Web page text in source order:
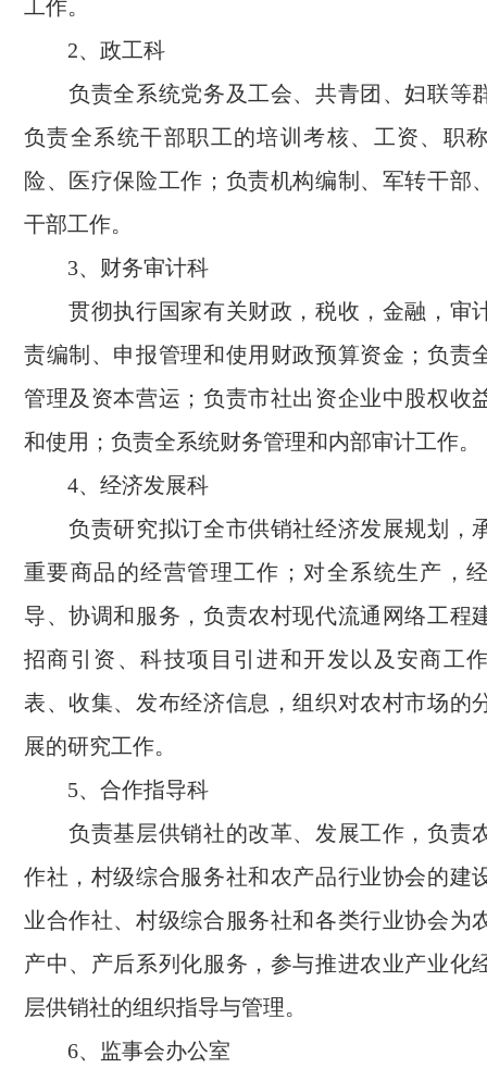
工作。
2、政工科
负责全系统党务及工会、共青团、妇联等
负责全系统干部职工的培训考核、工资、职
险、医疗保险工作；负责机构编制、军转干部
干部工作。
3、财务审计科
贯彻执行国家有关财政，税收，金融，审
责编制、申报管理和使用财政预算资金；负责
管理及资本营运；负责市社出资企业中股权收
和使用；负责全系统财务管理和内部审计工作。
4、经济发展科
负责研究拟订全市供销社经济发展规划，
重要商品的经营管理工作；对全系统生产，
导、协调和服务，负责农村现代流通网络工程
招商引资、科技项目引进和开发以及安商工
表、收集、发布经济信息，组织对农村市场的
展的研究工作。
5、合作指导科
负责基层供销社的改革、发展工作，负责
作社，村级综合服务社和农产品行业协会的建
业合作社、村级综合服务社和各类行业协会为
产中、产后系列化服务，参与推进农业产业化
层供销社的组织指导与管理。
6、监事会办公室